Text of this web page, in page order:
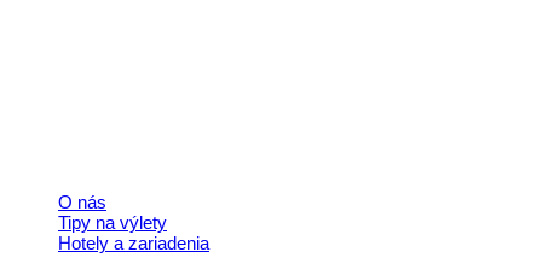
O nás
Tipy na výlety
Hotely a zariadenia